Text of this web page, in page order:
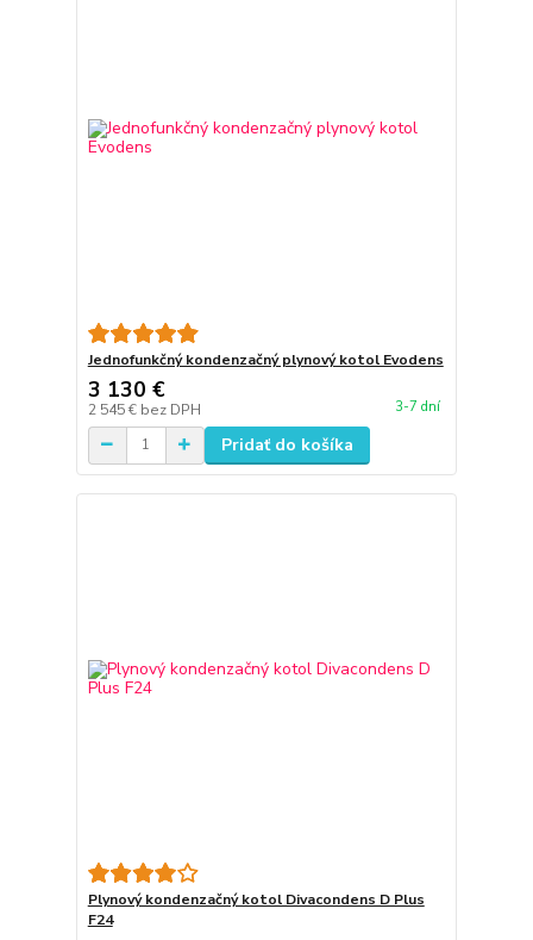
Jednofunkčný kondenzačný plynový kotol Evodens
3 130 €
2 545 € bez DPH 3-7 dní
Pridať do košíka
Plynový kondenzačný kotol Divacondens D Plus
F24